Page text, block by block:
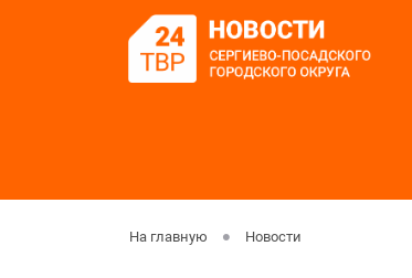
На главную Новости